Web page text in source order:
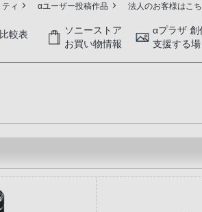
ィ αユーザー投稿作品 法人のお客様はこ
比較表
ソニーストア
お買い物情報
αプラザ 創
支援する場